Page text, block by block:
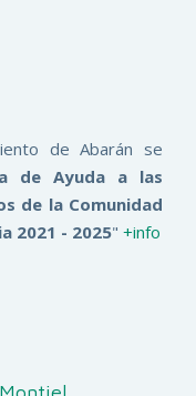
de Abarán se
de Ayuda a las
de la Comunidad
2021 - 2025" +info